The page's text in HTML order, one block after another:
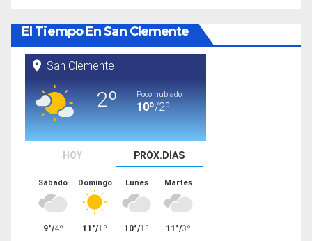
El Tiempo En San Clemente